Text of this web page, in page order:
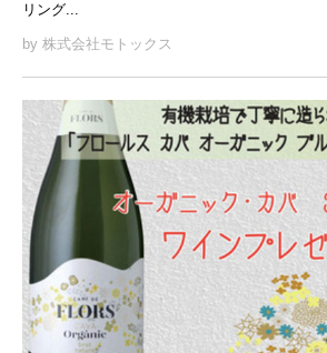
リング...
by 株式会社モトックス